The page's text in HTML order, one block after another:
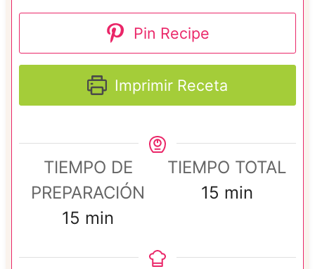
Pin Recipe
Imprimir Receta
TIEMPO DE
PREPARACIÓN
15 m
min
TIEMPO TOTAL
15 m
min